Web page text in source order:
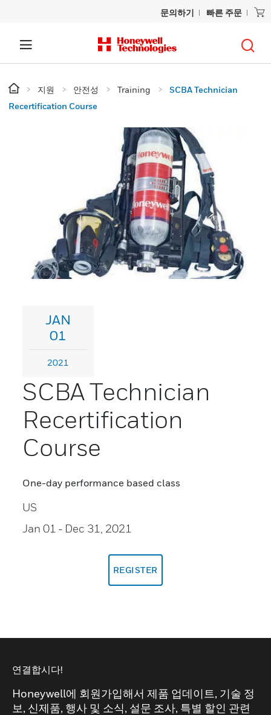
문의하기 빠른 주문
지원 안전성 Training
SCBA Technician
Recertification Course
JAN
01
2021
SCBA Technician
Recertification
Course
One-day performance based class
US
Jan 01 - Dec 31, 2021
REGISTER
연결합시다!
Honeywell에 회원가입해서 제품 업데이트, 기술 정
보, 신제품, 행사 및 소식, 설문 조사, 특별 할인 관련